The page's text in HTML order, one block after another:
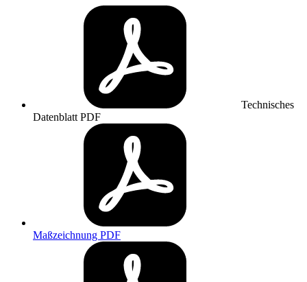
Technisches
Datenblatt PDF
Maßzeichnung PDF